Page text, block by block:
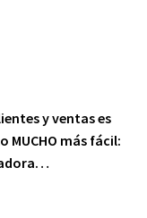
y ventas es
más fácil: